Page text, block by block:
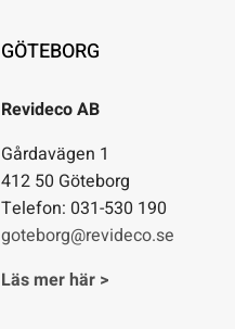
GÖTEBORG
Revideco AB
Gårdavägen 1
412 50 Göteborg
Telefon: 031-530 190
goteborg@revideco.se
Läs mer här >